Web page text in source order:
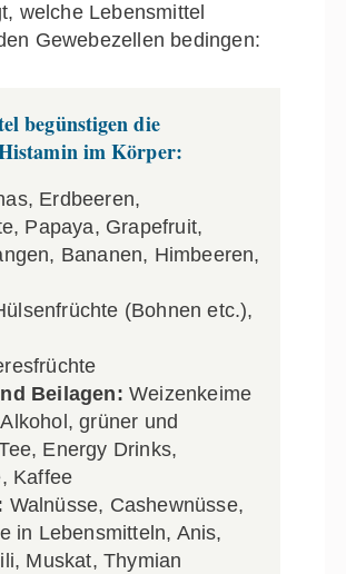
welche Lebensmittel
Gewebezellen bedingen:
begünstigen die
im Körper:
Erdbeeren,
Papaya, Grapefruit,
Bananen, Himbeeren,
(Bohnen etc.),
Beilagen: Weizenkeime
Alkohol, grüner und
Energy Drinks,
Kaffee
Walnüsse, Cashewnüsse,
in Lebensmitteln, Anis,
Muskat, Thymian